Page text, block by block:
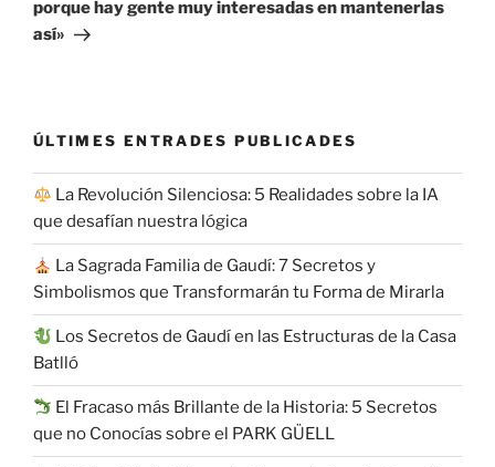
porque hay gente muy interesadas en mantenerlas
así»
ÚLTIMES ENTRADES PUBLICADES
La Revolución Silenciosa: 5 Realidades sobre la IA
que desafían nuestra lógica
La Sagrada Familia de Gaudí: 7 Secretos y
Simbolismos que Transformarán tu Forma de Mirarla
Los Secretos de Gaudí en las Estructuras de la Casa
Batlló
El Fracaso más Brillante de la Historia: 5 Secretos
que no Conocías sobre el PARK GÜELL